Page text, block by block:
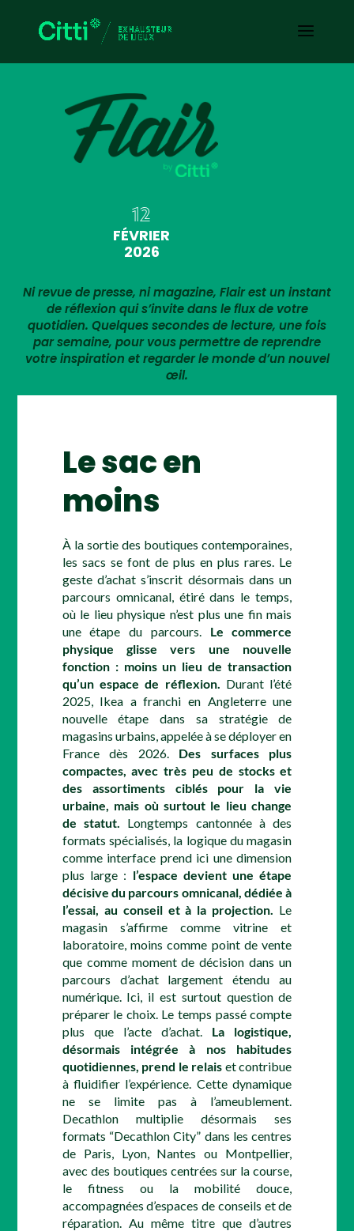
12
FÉVRIER
2026
Ni revue de presse, ni magazine, Flair est un instant
de réflexion qui s’invite dans le flux de votre
quotidien. Quelques secondes de lecture, une fois
par semaine, pour vous permettre de reprendre
votre inspiration et regarder le monde d’un nouvel
œil.
Le sac en
moins
À la sortie des boutiques contemporaines,
les sacs se font de plus en plus rares. Le
geste d’achat s’inscrit désormais dans un
parcours omnicanal, étiré dans le temps,
où le lieu physique n’est plus une fin mais
une étape du parcours. Le commerce
physique glisse vers une nouvelle
fonction : moins un lieu de transaction
qu’un espace de réflexion. Durant l’été
2025, Ikea a franchi en Angleterre une
nouvelle étape dans sa stratégie de
magasins urbains, appelée à se déployer en
France dès 2026. Des surfaces plus
compactes, avec très peu de stocks et
des assortiments ciblés pour la vie
urbaine, mais où surtout le lieu change
de statut. Longtemps cantonnée à des
formats spécialisés, la logique du magasin
comme interface prend ici une dimension
plus large : l’espace devient une étape
décisive du parcours omnicanal, dédiée à
l’essai, au conseil et à la projection. Le
magasin s’affirme comme vitrine et
laboratoire, moins comme point de vente
que comme moment de décision dans un
parcours d’achat largement étendu au
numérique. Ici, il est surtout question de
préparer le choix. Le temps passé compte
plus que l’acte d’achat. La logistique,
désormais intégrée à nos habitudes
quotidiennes, prend le relais et contribue
à fluidifier l’expérience. Cette dynamique
ne se limite pas à l’ameublement.
Decathlon multiplie désormais ses
formats “Decathlon City” dans les centres
de Paris, Lyon, Nantes ou Montpellier,
avec des boutiques centrées sur la course,
le fitness ou la mobilité douce,
accompagnées d’espaces de conseils et de
réparation. Au même titre que d’autres